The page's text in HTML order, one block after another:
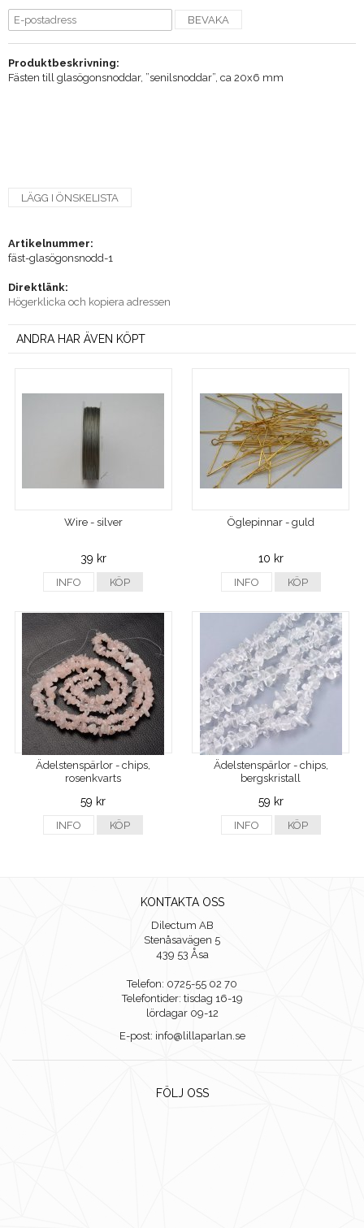
BEVAKA
Produktbeskrivning:
Fästen till glasögonsnoddar, ”senilsnoddar”, ca 20x6 mm
LÄGG I ÖNSKELISTA
Artikelnummer:
fäst-glasögonsnodd-1
Direktlänk:
Högerklicka och kopiera adressen
ANDRA HAR ÄVEN KÖPT
Wire - silver
39 kr
INFO KÖP
Öglepinnar - guld
10 kr
INFO KÖP
Ädelstenspärlor - chips,
rosenkvarts
59 kr
INFO KÖP
Ädelstenspärlor - chips,
bergskristall
59 kr
INFO KÖP
KONTAKTA OSS
Dilectum AB
Stenåsavägen 5
439 53 Åsa
Telefon: 0725-55 02 70
Telefontider: tisdag 16-19
lördagar 09-12
E-post: info@lillaparlan.se
FÖLJ OSS